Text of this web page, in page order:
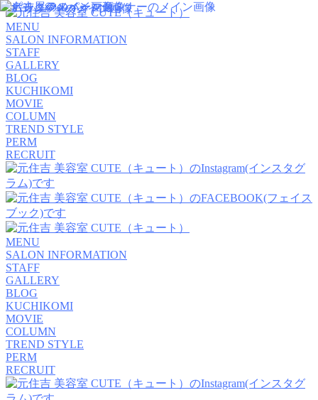
MENU
SALON INFORMATION
STAFF
GALLERY
BLOG
KUCHIKOMI
MOVIE
COLUMN
TREND STYLE
PERM
RECRUIT
MENU
SALON INFORMATION
STAFF
GALLERY
BLOG
KUCHIKOMI
MOVIE
COLUMN
TREND STYLE
PERM
RECRUIT